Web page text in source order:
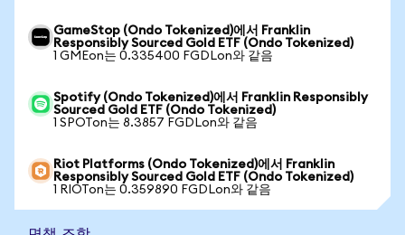
GameStop (Ondo Tokenized)에서 Franklin
Responsibly Sourced Gold ETF (Ondo Tokenized)
1 GMEon는 0.335400 FGDLon와 같음
Spotify (Ondo Tokenized)에서 Franklin Responsibly
Sourced Gold ETF (Ondo Tokenized)
1 SPOTon는 8.3857 FGDLon와 같음
Riot Platforms (Ondo Tokenized)에서 Franklin
Responsibly Sourced Gold ETF (Ondo Tokenized)
1 RIOTon는 0.359890 FGDLon와 같음